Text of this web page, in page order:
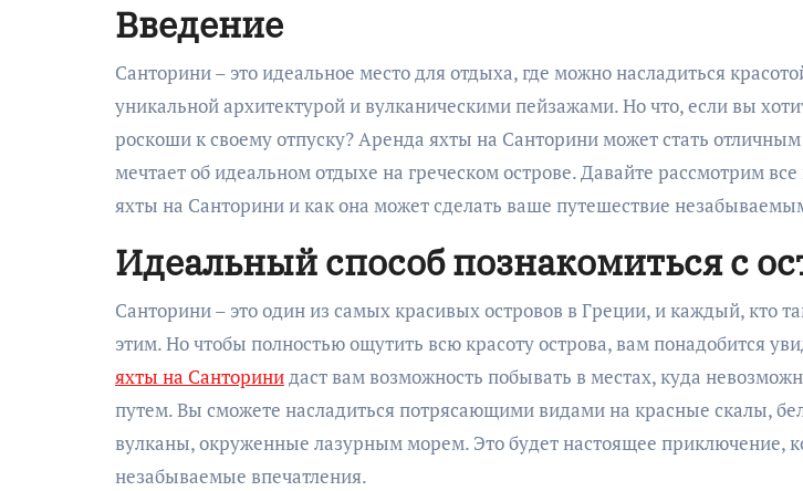
Введение
Санторини – это идеальное место для отдыха, где можно насладиться красотой Эгейского моря,
уникальной архитектурой и вулканическими пейзажами. Но что, если вы
роскоши к своему отпуску? Аренда яхты на Санторини может стать
мечтает об идеальном отдыхе на греческом острове. Давайте рассмотрим
яхты на Санторини и как она может сделать ваше путешествие
Идеальный способ познакомиться с
Санторини – это один из самых красивых островов в Греции, и каждый, кто
этим. Но чтобы полностью ощутить всю красоту острова, вам понадобится
яхты на Санторинидаст вам возможность побывать в местах, куда
путем. Вы сможете насладиться потрясающими видами на красные скалы,
вулканы, окруженные лазурным морем. Это будет настоящее приключение,
незабываемые впечатления.